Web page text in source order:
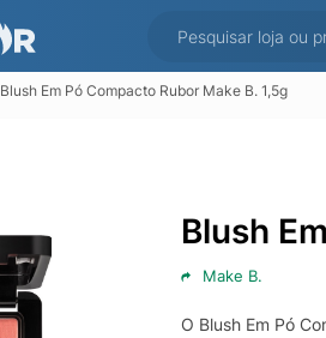
Blush Em Pó Compacto Rubor Make B. 1,5g
Blush
Make B.
O Blush Em Pó